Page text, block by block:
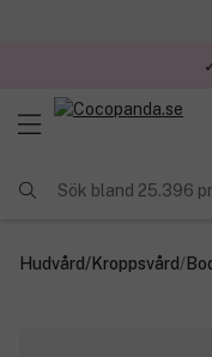
Sök bland 25.396
Hudvård/Kroppsvård/